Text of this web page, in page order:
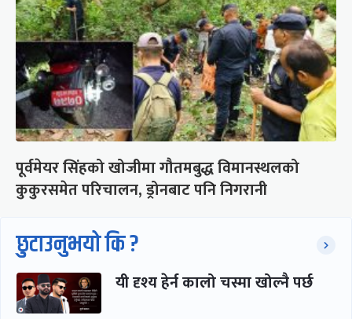
पूर्वमेयर सिंहको खोजीमा गौतमबुद्ध विमानस्थलको
कुकुरसमेत परिचालन, ड्रोनबाट पनि निगरानी
छुटाउनुभयो कि ?
यी दृश्य हेर्न कालो चस्मा खोल्नै पर्छ